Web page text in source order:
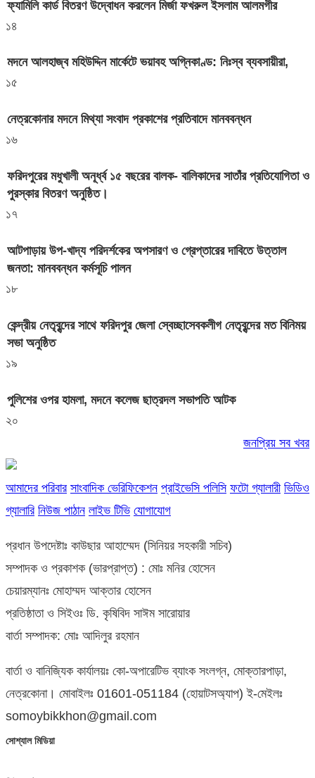
ফ্যামিলি কার্ড বিতরণ উদ্বোধন করলেন মির্জা ফখরুল ইসলাম আলমগীর
১৪
মদনে আলহাজ্ব মহিউদ্দিন মার্কেটে ভয়াবহ অগ্নিকাণ্ড: নিঃস্ব ব্যবসায়ীরা,
১৫
নেত্রকোনার মদনে মিথ্যা সংবাদ প্রকাশের প্রতিবাদে মানববন্ধন
১৬
ফরিদপুরের মধুখালী অনূর্ধ্ব ১৫ বছরের বালক- বালিকাদের সাতাঁর প্রতিযোগিতা ও
পুরস্কার বিতরণ অনুষ্ঠিত।
১৭
আটপাড়ায় উপ-খাদ্য পরিদর্শকের অপসারণ ও গ্রেপ্তারের দাবিতে উত্তাল
জনতা: মানববন্ধন কর্মসূচি পালন
১৮
কেন্দ্রীয় নেতৃবৃন্দের সাথে ফরিদপুর জেলা স্বেচ্ছাসেবকলীগ নেতৃবৃন্দের মত বিনিময়
সভা অনুষ্ঠিত
১৯
পুলিশের ওপর হামলা, মদনে কলেজ ছাত্রদল সভাপতি আটক
২০
জনপ্রিয় সব খবর
আমাদের পরিবার সাংবাদিক ভেরিফিকেশন প্রাইভেসি পলিসি ফটো গ্যালারী ভিডিও
গ্যালারি নিউজ পাঠান লাইভ টিভি যোগাযোগ
প্রধান উপদেষ্টাঃ কাউছার আহাম্মেদ (সিনিয়র সহকারী সচিব)
সম্পাদক ও প্রকাশক (ভারপ্রাপ্ত) : মোঃ মনির হোসেন
চেয়ারম্যানঃ মোহাম্মদ আক্তার হোসেন
প্রতিষ্ঠাতা ও সিইওঃ ডি. কৃষিবিদ সাঈম সারোয়ার
বার্তা সম্পাদক: মোঃ আদিলুর রহমান
বার্তা ও বানিজ্যিক কার্যালয়ঃ কো-অপারেটিভ ব্যাংক সংলগ্ন, মোক্তারপাড়া,
নেত্রকোনা। মোবাইলঃ 01601-051184 (হোয়াটসঅ্যাপ) ই-মেইলঃ
somoybikkhon@gmail.com
সোশ্যাল মিডিয়া